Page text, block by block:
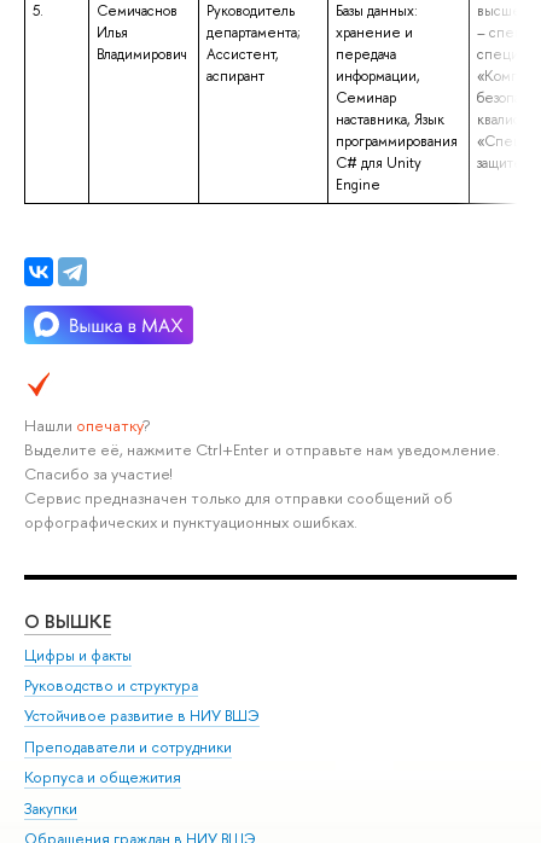
5.
Семичаснов
Илья
Владимирович
Руководитель
департамента;
Ассистент,
аспирант
Базы данных:
хранение и
передача
информации,
Семинар
наставника, Язык
программирования
C# для Unity
Engine
высшее
–
защите
Нашли опечатку?
Выделите её, нажмите Ctrl+Enter и отправьте нам уведомление.
Спасибо за участие!
Сервис предназначен только для отправки сообщений об
орфографических и пунктуационных ошибках.
О ВЫШКЕ
Цифры и факты
Руководство и структура
Устойчивое развитие в НИУ ВШЭ
Преподаватели и сотрудники
Корпуса и общежития
Закупки
Обращения граждан в НИУ ВШЭ